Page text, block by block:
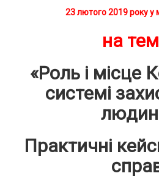
23 лютого 2019 року у
на
«Роль і місце
системі
Практичні